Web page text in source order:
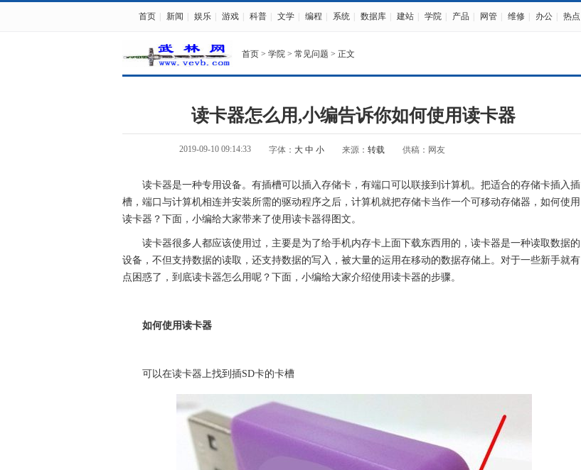
首页 新闻 娱乐 游戏 科普 文学 编程 系统 数据库 建站 学院 产品 网管 维修 办公 热点
首页 > 学院 > 常见问题 > 正文
读卡器怎么用,小编告诉你如何使用读卡器
2019-09-10 09:14:33 字体： 大 中 小 来源： 转载 供稿：网友
读卡器是一种专用设备。有插槽可以插入存储卡，有端口可以联接到 计算机。把适合的存储卡插入插
槽，端口与计算机相连并安装所需的驱动程序之后， 计算机就把存储卡当作一个可移动存储器，如何使用
读卡器？下面，小编给大家带来了使用读卡器得图文。
读卡器很多人都应该使用过，主要是为了给手机内存卡上面下载东西用的，读卡器是一种读取数据的
设备，不但支持数据的读取，还支持数据的写入，被大量的运用在移动的数据存储上。对于一些新手就有
点困惑了，到底读卡器怎么用呢？下面，小编给大家介绍使用读卡器的步骤。
如何使用读卡器
可以在读卡器上找到插SD卡的卡槽